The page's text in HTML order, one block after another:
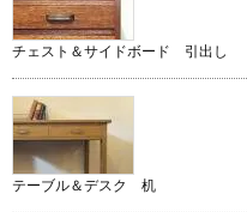
チェスト＆サイドボード 引出し
テーブル＆デスク 机